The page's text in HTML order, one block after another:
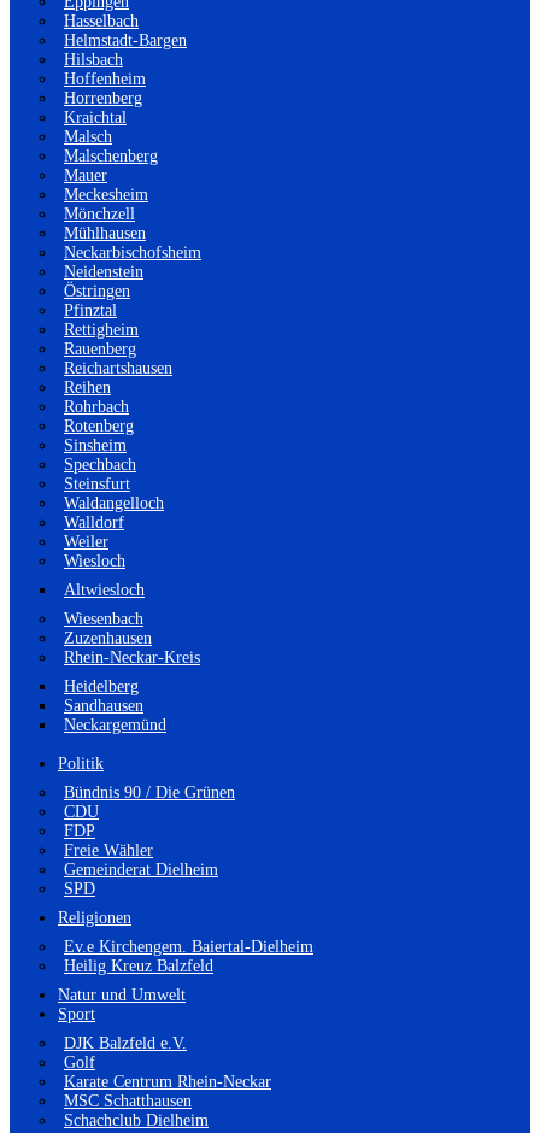
Hasselbach
Helmstadt-Bargen
Hilsbach
Hoffenheim
Horrenberg
Kraichtal
Malsch
Malschenberg
Mauer
Meckesheim
Mönchzell
Mühlhausen
Neckarbischofsheim
Neidenstein
Östringen
Pfinztal
Rettigheim
Rauenberg
Reichartshausen
Reihen
Rohrbach
Rotenberg
Sinsheim
Spechbach
Steinsfurt
Waldangelloch
Walldorf
Weiler
Wiesloch
Altwiesloch
Wiesenbach
Zuzenhausen
Rhein-Neckar-Kreis
Heidelberg
Sandhausen
Neckargemünd
Politik
Bündnis 90 / Die Grünen
CDU
FDP
Freie Wähler
Gemeinderat Dielheim
SPD
Religionen
Ev.e Kirchengem. Baiertal-Dielheim
Heilig Kreuz Balzfeld
Natur und Umwelt
Sport
DJK Balzfeld e.V.
Golf
Karate Centrum Rhein-Neckar
MSC Schatthausen
Schachclub Dielheim